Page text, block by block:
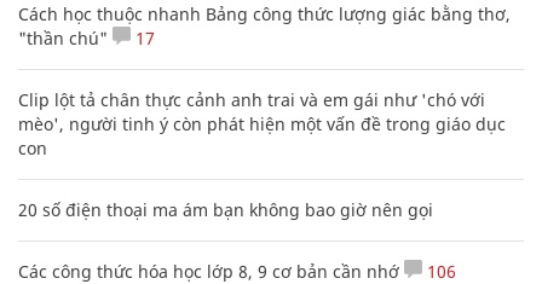
Cách học thuộc nhanh Bảng công thức lượng giác bằng thơ,
"thần chú"
17
Clip lột tả chân thực cảnh anh trai và em gái như 'chó với
mèo', người tinh ý còn phát hiện một vấn đề trong giáo dục
con
20 số điện thoại ma ám bạn không bao giờ nên gọi
Các công thức hóa học lớp 8, 9 cơ bản cần nhớ 106